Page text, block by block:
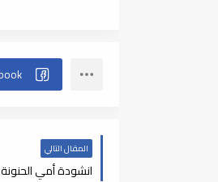
المقال التالي
انشودة أمي الحنونة